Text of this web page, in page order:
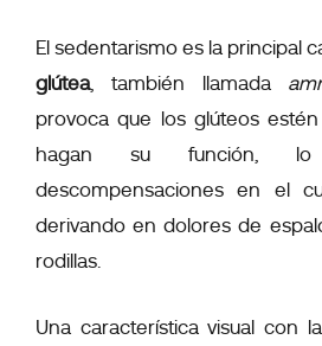
El sedentarismo es la principal
glútea, también llamada
provoca que los glúteos
hagan su función,
descompensaciones en el
derivando en dolores de
rodillas.
Una característica visual con